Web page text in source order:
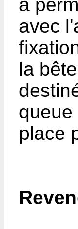
à
avec
la
place